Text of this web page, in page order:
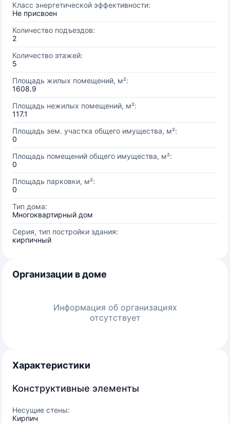
Класс энергетической эффективности:
Не присвоен
Количество подъездов:
2
Количество этажей:
5
Площадь жилых помещений, м²:
1608.9
Площадь нежилых помещений, м²:
117.1
Площадь зем. участка общего имущества, м²:
0
Площадь помещений общего имущества, м²:
0
Площадь парковки, м²:
0
Тип дома:
Многоквартирный дом
Серия, тип постройки здания:
кирпичный
Организации в доме
Информация об организациях
отсутствует
Характеристики
Конструктивные элементы
Несущие стены:
Кирпич